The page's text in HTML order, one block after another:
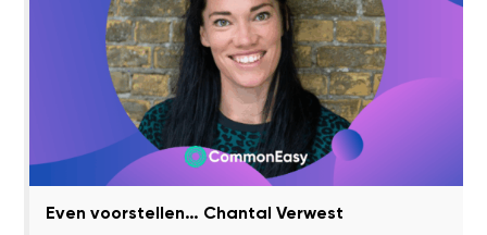
Even voorstellen… Chantal Verwest